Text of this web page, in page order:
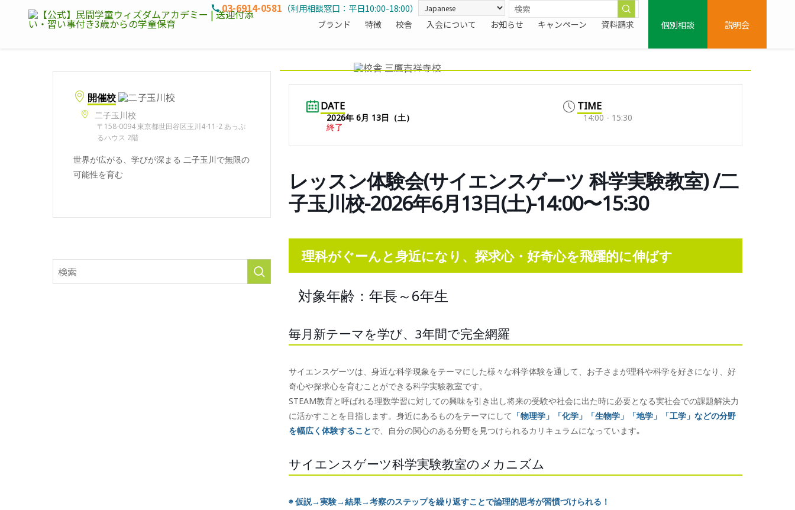
ブランド 特徴 校舎 入会について お知らせ キャンペーン 資料請求
03-6914-0581 （利用相談窓口：平日10:00-18:00）
個別相談
説明会
開催校
二子玉川校
〒158-0094 東京都世田谷区玉川4-11-2 あっぷ
るハウス 2階
世界が広がる、学びが深まる 二子玉川で無限の
可能性を育む
DATE
2026年 6月 13日（土）
終了
TIME
14:00 - 15:30
レッスン体験会(サイエンスゲーツ 科学実験教室) /二
子玉川校-2026年6月13日(土)-14:00〜15:30
理科がぐーんと身近になり、探求心・好奇心を飛躍的に伸ばす
対象年齢：年長～6年生
毎月新テーマを学び、3年間で完全網羅
サイエンスゲーツは、身近な科学現象をテーマにした様々な科学体験を通して、お子さまが理科や科学を好きになり、好
奇心や探求心を育むことができる科学実験教室です。
STEAM教育と呼ばれる理数学習に対しての興味を引き出し将来の受験や社会に出た時に必要となる実社会での課題解決力
に活かすことを目指します。身近にあるものをテーマにして 「物理学」「化学」「生物学」「地学」「工学」などの分野
を幅広く体験することで、自分の関心のある分野を見つけられるカリキュラムになっています｡
サイエンスゲーツ科学実験教室のメカニズム
◉ 仮説→実験→結果→考察のステップを繰り返すことで論理的思考が習慣づけられる！